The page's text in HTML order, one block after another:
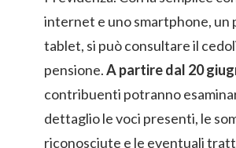
internet e uno smartphone, un
tablet, si può consultare il
pensione.A partire dal 20
contribuenti potranno
dettaglio le voci presenti, le
riconosciute e le eventuali